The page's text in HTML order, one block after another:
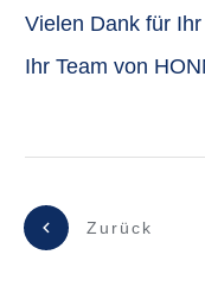
Vielen Dank für
Ihr Team von
Zurück